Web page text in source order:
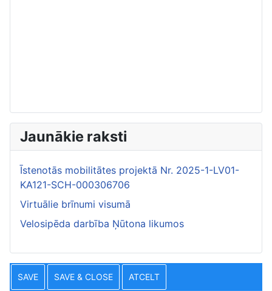
Jaunākie raksti
Īstenotās mobilitātes projektā Nr. 2025-1-LV01-
KA121-SCH-000306706
Virtuālie brīnumi visumā
Velosipēda darbība Ņūtona likumos
SAVE SAVE & CLOSE ATCELT